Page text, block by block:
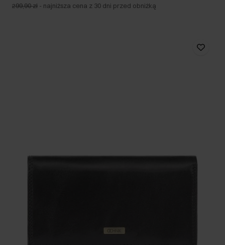
299,90 zł - najniższa cena z 30 dni przed obniżką